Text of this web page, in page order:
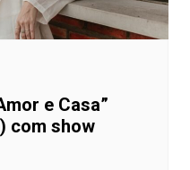
e Casa”
com show